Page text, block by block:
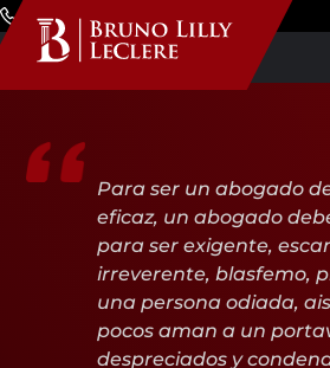
Skip to Main
(720) 340-1373
ACERCA DE
REALIZAR UN PAGO
Para ser un abogado
eficaz, un abogado
para ser exigente,
irreverente, blasfemo,
una persona odiada,
pocos aman a un
despreciados y